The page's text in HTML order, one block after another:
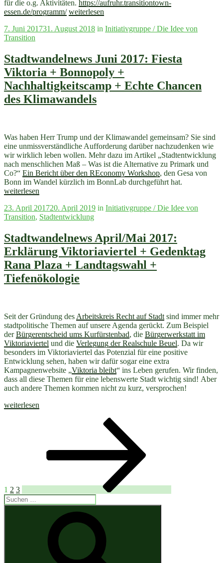
für die o.g. Aktivitäten. https://aufruhr.transitiontown-
essen.de/programm/ „Stadtwandelnews
2017:
Viertel!
Video
+
Diskussionen
+
Aktionen
weiterlesen
Veröffentlicht
am
7. Juni 201731. August 2018 in Initiativgruppe / Die Idee von
Transition
Stadtwandelnews Juni 2017: Fiesta
Viktoria + Bonnopoly +
Nachhaltigkeitscamp + Echte Chancen
des Klimawandels
Was haben Herr Trump und der Klimawandel gemeinsam? Sie sind
eine unmissverständliche Aufforderung darüber nachzudenken wie
wir wirklich leben wollen. Mehr dazu im Artikel „Stadtentwicklung
nach menschlichen Maß – Was ist die Alternative zu Primark und
Co?“ Ein Bericht über den REconomy Workshop, den Gesa von
Bonn im Wandel kürzlich im BonnLab durchgeführt hat.
Fiesta
weiterlesen
Veröffentlicht
am
23. April 201720. April 2019 in Initiativgruppe / Die Idee von
Transition, Stadtentwicklung
Stadtwandelnews April/Mai 2017:
Erklärung Viktoriaviertel + Gedenktag
Rana Plaza + Landtagswahl +
Tiefenökologie
Seit der Gründung des Arbeitskreis Recht auf Stadt sind immer mehr
stadtpolitische Themen auf unsere Agenda gerückt. Zum Beispiel
derBürgerentscheid ums Kurfürstenbad, die Bürgerwerkstatt im
Viktoriaviertel und die Verlegung der Realschule Beuel. Da wir
besonders im Viktoriaviertel das Potenzial für eine positive
Entwicklung sehen, haben wir dafür sogar eine extra
Kampagnenwebsite „Viktoria bleibt“ ins Leben gerufen. Wir finden,
dass all diese Themen für eine lebenswerte Stadt wichtig sind! Aber
auch andere Themen kommen nicht zu kurz, versprochen!
„Stadtwandelnews
+
Landtagswahl
+
weiterlesen
Seitennummerierung
Beiträge
1 2 3
Suchen
nach: